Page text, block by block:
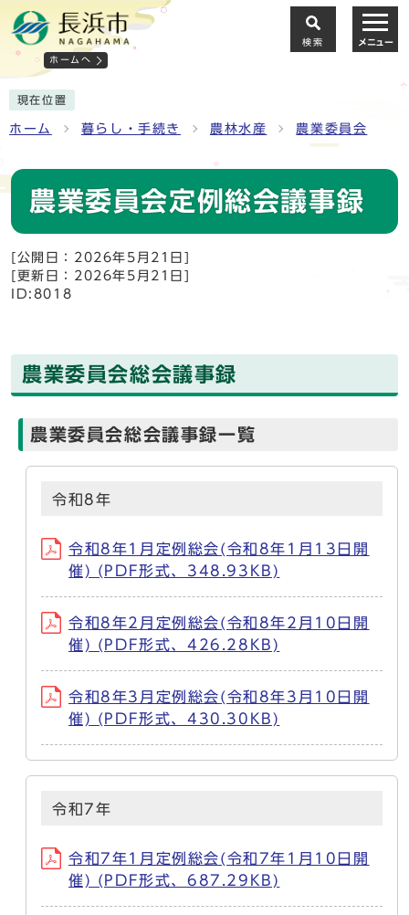
ホームへ
検索 メニュー
現在位置
ホーム 暮らし・手続き 農林水産 農業委員会
農業委員会定例総会議事録
[公開日：2026年5月21日]
[更新日：2026年5月21日]
ID:8018
農業委員会総会議事録
農業委員会総会議事録一覧
令和8年
令和8年1月定例総会(令和8年1月13日開
催) (PDF形式、348.93KB)
令和8年2月定例総会(令和8年2月10日開
催) (PDF形式、426.28KB)
令和8年3月定例総会(令和8年3月10日開
催) (PDF形式、430.30KB)
令和7年
令和7年1月定例総会(令和7年1月10日開
催) (PDF形式、687.29KB)